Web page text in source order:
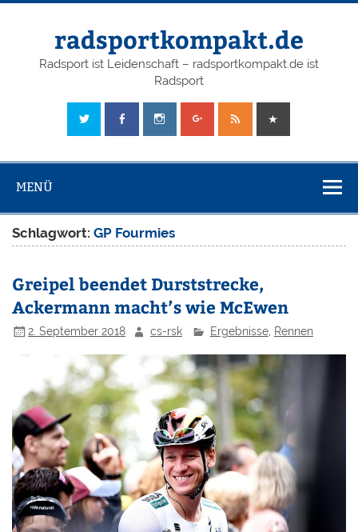
radsportkompakt.de
Radsport ist Leidenschaft – radsportkompakt.de ist
Radsport
MENÜ
Schlagwort:GP Fourmies
Greipel beendet Durststrecke,
Ackermann macht’s wie McEwen
2. September 2018 cs-rsk Ergebnisse, Rennen